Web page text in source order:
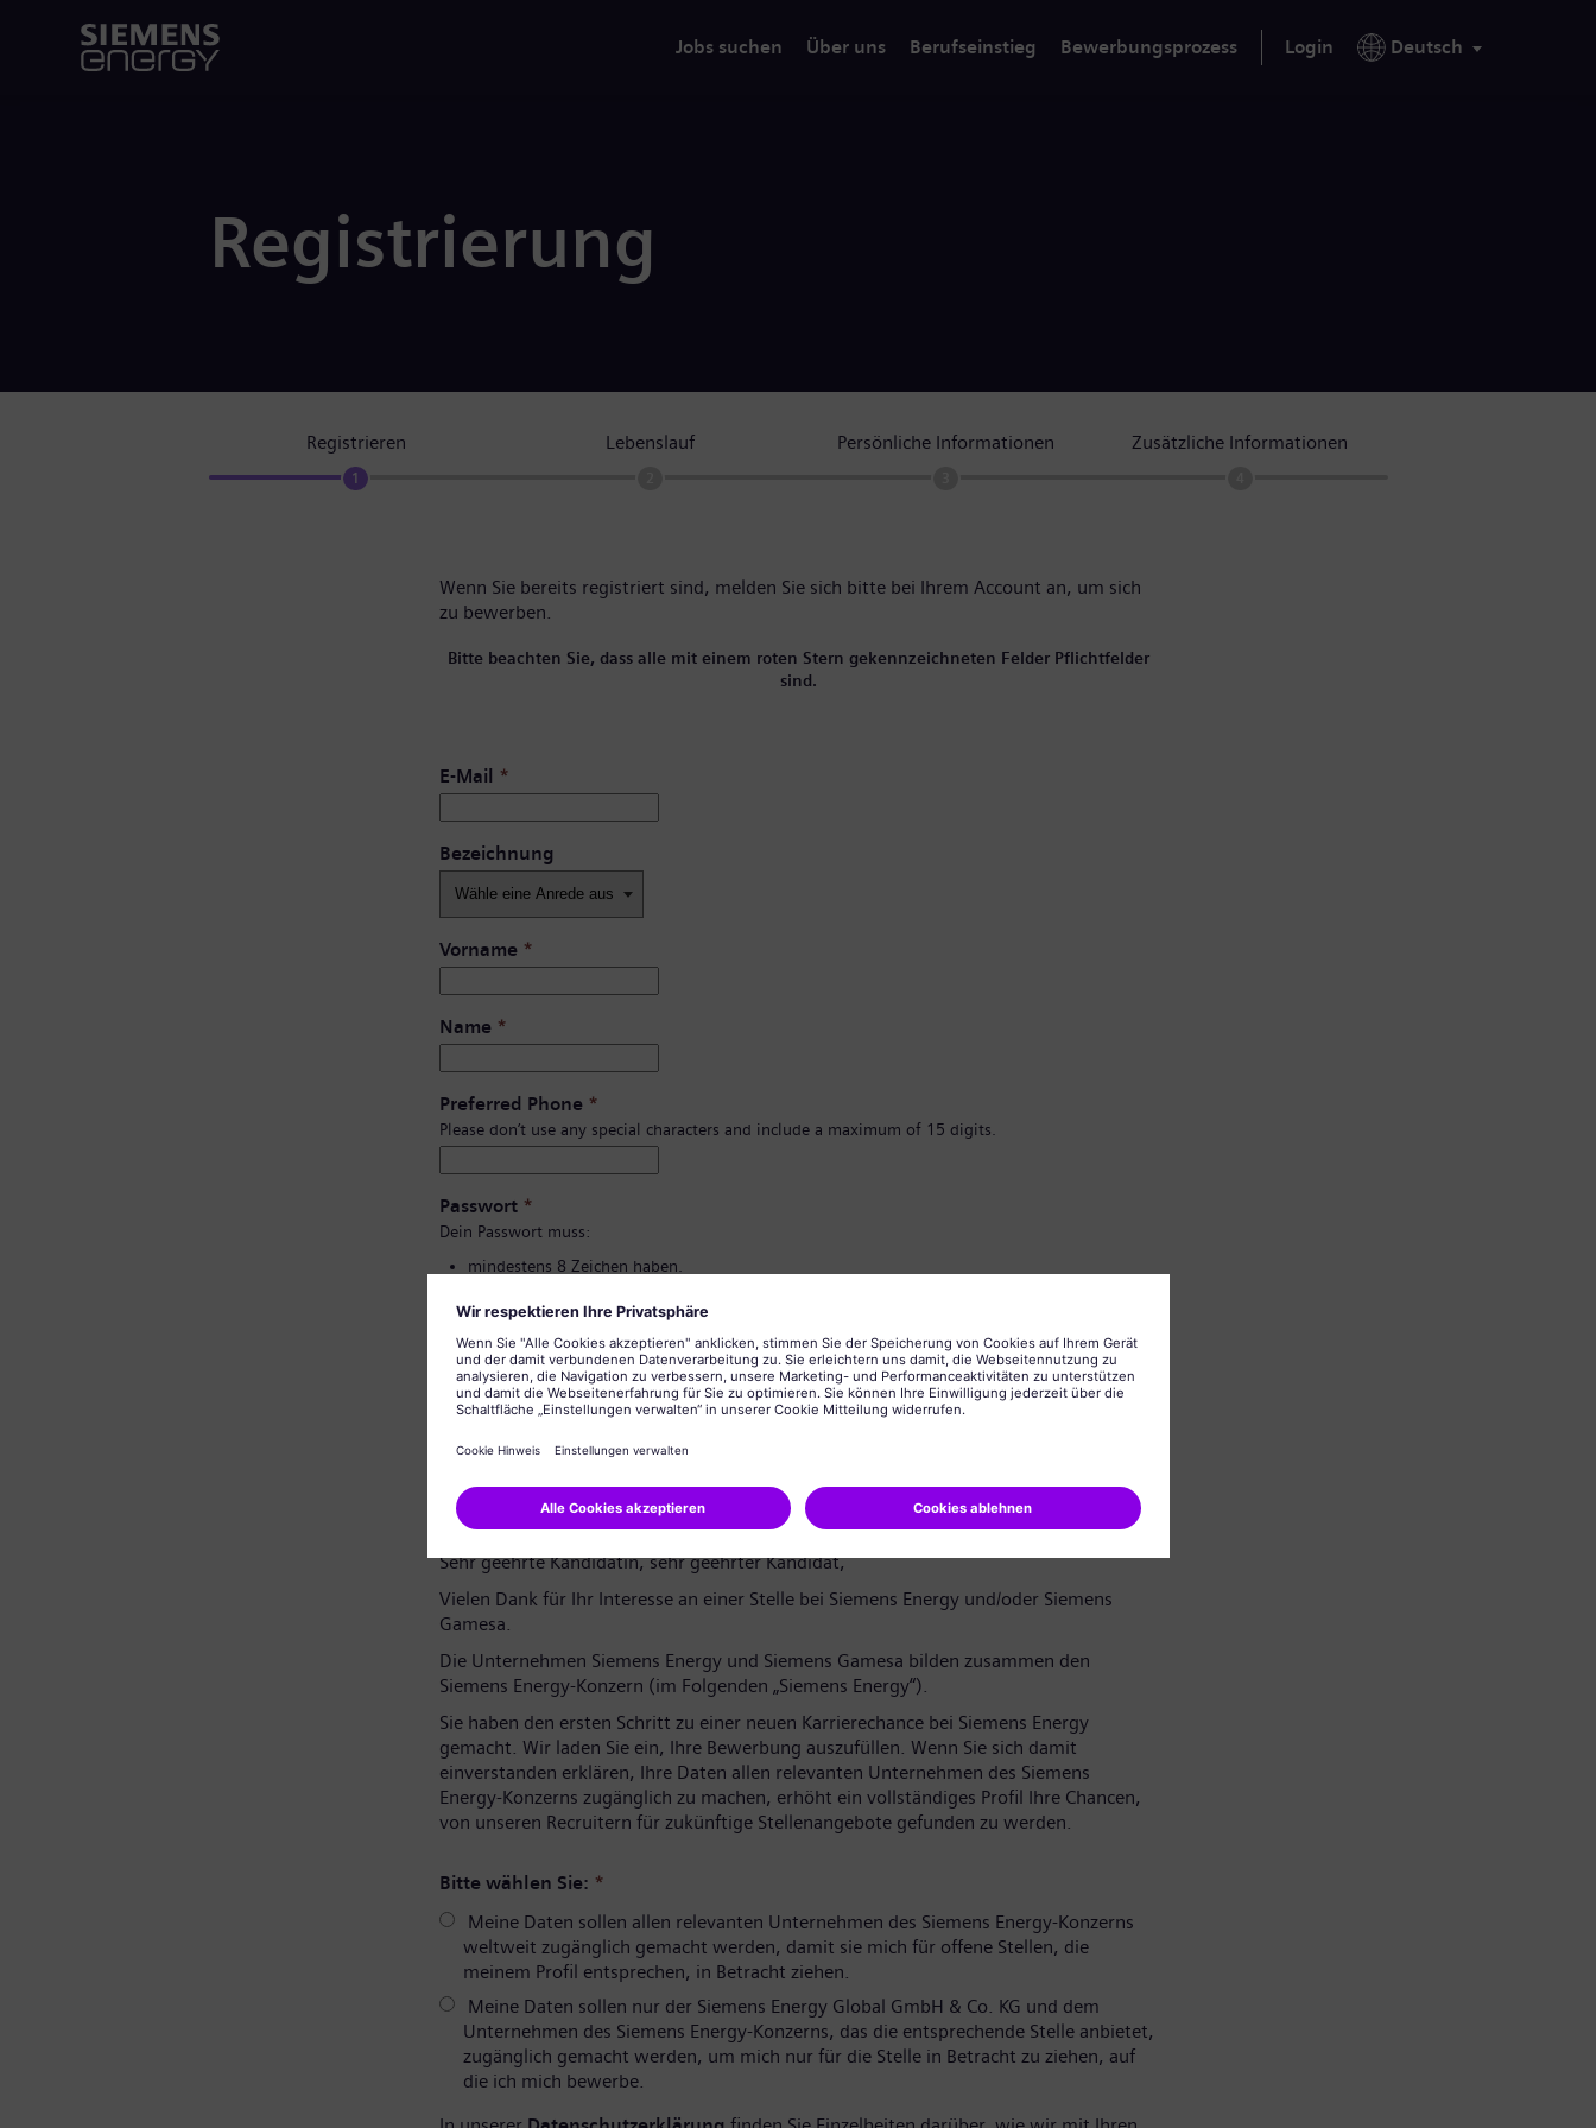
Jobs suchen Über uns Berufseinstieg Bewerbungsprozess Login Deutsch
Registrierung
Registrieren
1
Lebenslauf Persönliche Informationen Zusätzliche Informationen
Wenn Sie bereits registriert sind, melden Sie sich bitte bei Ihrem Account an, um sich
zu bewerben.
Bitte beachten Sie, dass alle mit einem roten Stern gekennzeichneten Felder Pflichtfelder
sind.
E-Mail *
Bezeichnung
Vorname *
Name *
Preferred Phone *
Please don’t use any special characters and include a maximum of 15 digits.
Passwort *
Dein Passwort muss:
mindestens 8 Zeichen haben.
keine allgemein üblichen Wörter enthalten.
Bestätigung des Passworts*
Datenschutzerklärung
Sehr geehrte Kandidatin, sehr geehrter Kandidat,
Vielen Dank für Ihr Interesse an einer Stelle bei Siemens Energy und/oder Siemens
Gamesa.
Die Unternehmen Siemens Energy und Siemens Gamesa bilden zusammen den
Siemens Energy-Konzern (im Folgenden „Siemens Energy“).
Sie haben den ersten Schritt zu einer neuen Karrierechance bei Siemens Energy
gemacht. Wir laden Sie ein, Ihre Bewerbung auszufüllen. Wenn Sie sich damit
einverstanden erklären, Ihre Daten allen relevanten Unternehmen des Siemens
Energy-Konzerns zugänglich zu machen, erhöht ein vollständiges Profil Ihre Chancen,
von unseren Recruitern für zukünftige Stellenangebote gefunden zu werden.
Bitte wählen Sie: *
Meine Daten sollen allen relevanten Unternehmen des Siemens Energy-Konzerns
weltweit zugänglich gemacht werden, damit sie mich für offene Stellen, die
meinem Profil entsprechen, in Betracht ziehen.
Meine Daten sollen nur der Siemens Energy Global GmbH & Co. KG und dem
Unternehmen des Siemens Energy-Konzerns, das die entsprechende Stelle anbietet,
zugänglich gemacht werden, um mich nur für die Stelle in Betracht zu ziehen, auf
die ich mich bewerbe.